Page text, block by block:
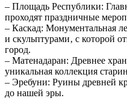
– Площадь Республики:
проходят праздничные
– Каскад: Монументальная
и скульптурами‚ с которой
город.
– Матенадаран: Древнее
уникальная коллекция
– Эребуни: Руины древней
до нашей эры.